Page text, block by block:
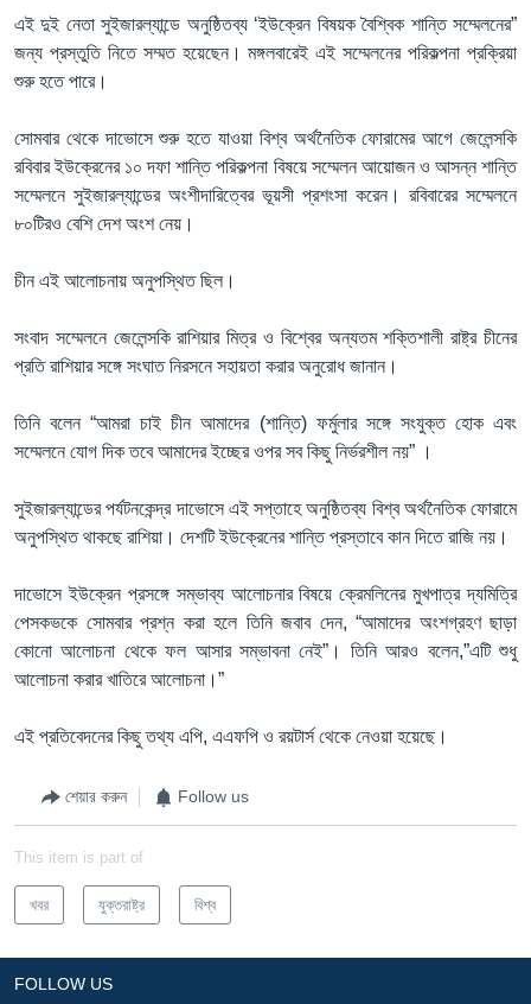
এই দুই নেতা সুইজারল্যান্ডে অনুষ্ঠিতব্য ‘ইউক্রেন বিষয়ক বৈশ্বিক শান্তি সম্মেলনের”
জন্য প্রস্তুতি নিতে সম্মত হয়েছেন। মঙ্গলবারেই এই সম্মেলনের পরিকল্পনা প্রক্রিয়া
শুরু হতে পারে।
সোমবার থেকে দাভোসে শুরু হতে যাওয়া বিশ্ব অর্থনৈতিক ফোরামের আগে জেলেন্সকি
রবিবার ইউক্রেনের ১০ দফা শান্তি পরিকল্পনা বিষয়ে সম্মেলন আয়োজন ও আসন্ন শান্তি
সম্মেলনে সুইজারল্যান্ডের অংশীদারিত্বের ভূয়সী প্রশংসা করেন। রবিবারের সম্মেলনে
৮০টিরও বেশি দেশ অংশ নেয়।
চীন এই আলোচনায় অনুপস্থিত ছিল।
সংবাদ সম্মেলনে জেলেন্সকি রাশিয়ার মিত্র ও বিশ্বের অন্যতম শক্তিশালী রাষ্ট্র চীনের
প্রতি রাশিয়ার সঙ্গে সংঘাত নিরসনে সহায়তা করার অনুরোধ জানান।
তিনি বলেন “আমরা চাই চীন আমাদের (শান্তি) ফর্মুলার সঙ্গে সংযুক্ত হোক এবং
সম্মেলনে যোগ দিক তবে আমাদের ইচ্ছের ওপর সব কিছু নির্ভরশীল নয়” ।
সুইজারল্যান্ডের পর্যটনকেন্দ্র দাভোসে এই সপ্তাহে অনুষ্ঠিতব্য বিশ্ব অর্থনৈতিক ফোরামে
অনুপস্থিত থাকছে রাশিয়া। দেশটি ইউক্রেনের শান্তি প্রস্তাবে কান দিতে রাজি নয়।
দাভোসে ইউক্রেন প্রসঙ্গে সম্ভাব্য আলোচনার বিষয়ে ক্রেমলিনের মুখপাত্র দ্যমিত্রি
পেসকভকে সোমবার প্রশ্ন করা হলে তিনি জবাব দেন, “আমাদের অংশগ্রহণ ছাড়া
কোনো আলোচনা থেকে ফল আসার সম্ভাবনা নেই”। তিনি আরও বলেন,”এটি শুধু
আলোচনা করার খাতিরে আলোচনা।”
এই প্রতিবেদনের কিছু তথ্য এপি, এএফপি ও রয়টার্স থেকে নেওয়া হয়েছে।
শেয়ার করুন Follow us
This item is part of
খবর যুক্তরাষ্ট্র বিশ্ব
FOLLOW US